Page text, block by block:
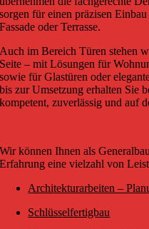
sorgen für einen präzisen
Fassade oder Terrasse.
Auch im Bereich Türen stehen
Seite – mit Lösungen für
sowie für Glastüren oder
bis zur Umsetzung erhalten Sie
kompetent, zuverlässig und auf
Wir können Ihnen als
Erfahrung eine vielzahl von
Architekturarbeiten –
Schlüsselfertigbau